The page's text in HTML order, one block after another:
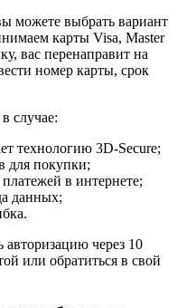
можете выбрать вариант
карты Visa, Master
вас перенаправит на
номер карты, срок
случае:
технологию 3D-Secure;
для покупки;
в интернете;
данных;
через 10
или обратиться в свой